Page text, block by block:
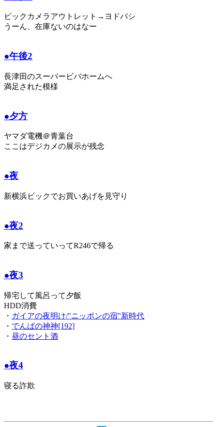
ビックカメラアウトレット→ヨドバシ
うーん、在庫ないのはなー
●午後2
長津田のスーパービバホームへ
満足された模様
●夕方
ヤマダ電機＠青葉台
ここはデジカメの展示が残念
●夜
新横浜ビックでお買いあげを見守り
●夜2
家まで送っていってR246で帰る
●夜3
帰宅して風呂って夕飯
HDD消費
・ ガイアの夜明け/"ニッポンの宿"新時代
・ でんぱの神神[192]
・ 昼のセント酒
●夜4
寝る詐欺